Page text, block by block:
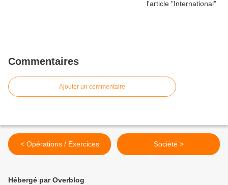
Commentaires
Ajouter un commentaire
< Opérations / Exercices Société >
Hébergé par Overblog